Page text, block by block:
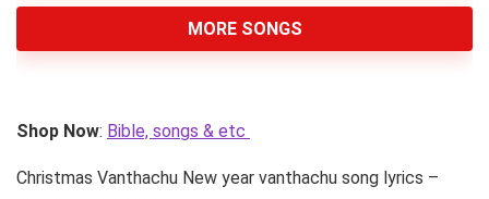
MORE SONGS
Shop Now: Bible, songs & etc
Christmas Vanthachu New year vanthachu song lyrics –